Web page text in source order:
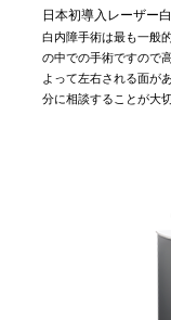
日本初導入レーザー
白内障手術は最も一般
の中での手術ですので
よって左右される面が
分に相談することが大切